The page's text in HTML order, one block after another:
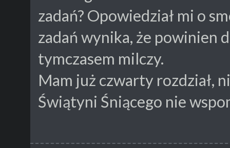
zadań? Opowiedział mi o
zadań wynika, że powinien
tymczasem milczy.
Mam już czwarty rozdział,
Świątyni Śniącego nie